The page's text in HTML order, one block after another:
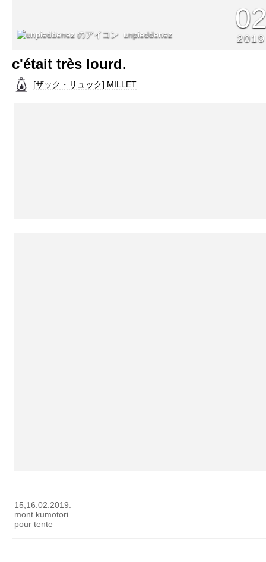
unpieddenez 2019
c'était très lourd.
[ザック・リュック] MILLET
15,16.02.2019.
mont kumotori
pour tente